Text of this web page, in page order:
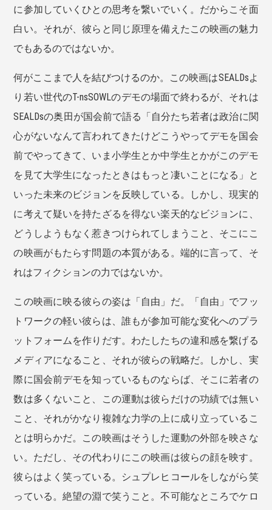
に参加していくひとの思考を繋いでいく。だからこそ面
白い。それが、彼らと同じ原理を備えたこの映画の魅力
でもあるのではないか。
何がここまで人を結びつけるのか。この映画はSEALDsよ
り若い世代のT-nsSOWLのデモの場面で終わるが、それは
SEALDsの奥田が国会前で語る「自分たち若者は政治に関
心がないなんて言われてきたけどこうやってデモを国会
前でやってきて、いま小学生とか中学生とかがこのデモ
を見て大学生になったときはもっと凄いことになる」と
いった未来のビジョンを反映している。しかし、現実的
に考えて疑いを持たざるを得ない楽天的なビジョンに、
どうしようもなく惹きつけられてしまうこと、そこにこ
の映画がもたらす問題の本質がある。端的に言って、そ
れはフィクションの力ではないか。
この映画に映る彼らの姿は「自由」だ。「自由」でフッ
トワークの軽い彼らは、誰もが参加可能な変化へのプラ
ットフォームを作りだす。わたしたちの違和感を繋げる
メディアになること、それが彼らの戦略だ。しかし、実
際に国会前デモを知っているものならば、そこに若者の
数は多くないこと、この運動は彼らだけの功績では無い
こと、それがかなり複雑な力学の上に成り立っているこ
とは明らかだ。この映画はそうした運動の外部を映さな
い。ただし、その代わりにこの映画は彼らの顔を映す。
彼らはよく笑っている。シュプレヒコールをしながら笑
っている。絶望の淵で笑うこと。不可能なところでケロ